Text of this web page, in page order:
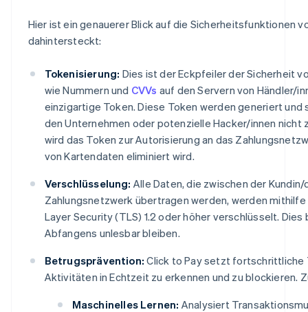
Hier ist ein genauerer Blick auf die Sicherheitsfunktionen
dahintersteckt:
Tokenisierung: Dies ist der Eckpfeiler der Sicherheit
wie Nummern und CVVs auf den Servern von Händler/
einzigartige Token. Diese Token werden generiert
den Unternehmen oder potenzielle Hacker/innen
wird das Token zur Autorisierung an das
von Kartendaten eliminiert wird.
Verschlüsselung: Alle Daten, die zwischen der
Zahlungsnetzwerk übertragen werden, werden
Layer Security (TLS) 1.2 oder höher verschlüsselt.
Abfangens unlesbar bleiben.
Betrugsprävention: Click to Pay setzt fortschrittliche
Aktivitäten in Echtzeit zu erkennen und zu blockieren.
Maschinelles Lernen: Analysiert